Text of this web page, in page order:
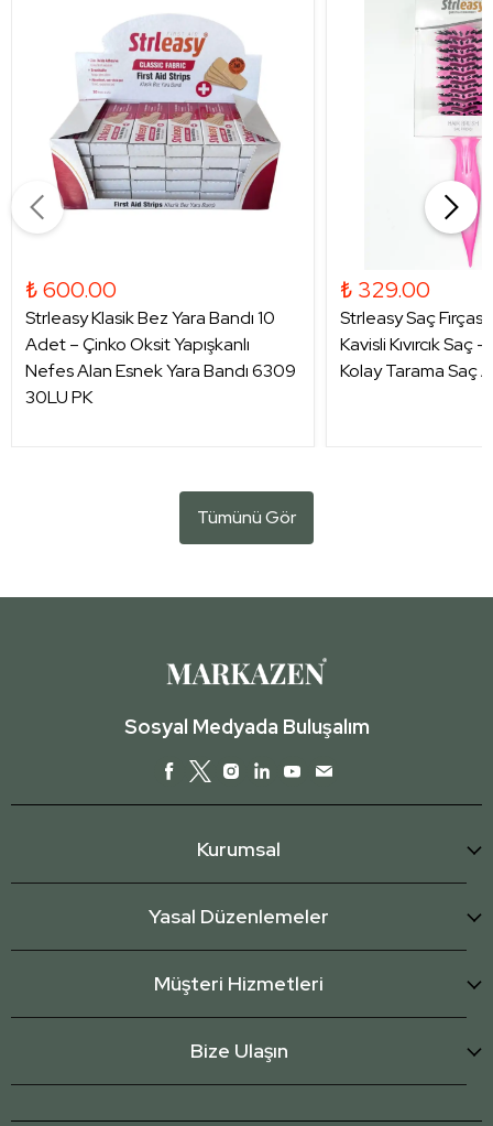
₺ 600.00
Strleasy Klasik Bez Yara Bandı 10
Adet – Çinko Oksit Yapışkanlı
Nefes Alan Esnek Yara Bandı 6309
30LU PK
₺ 329.00
Strleasy Saç Fırçası
Kavisli Kıvırcık Saç
Kolay Tarama Saç
Tümünü Gör
Sosyal Medyada Buluşalım
Kurumsal
Yasal Düzenlemeler
Müşteri Hizmetleri
Bize Ulaşın